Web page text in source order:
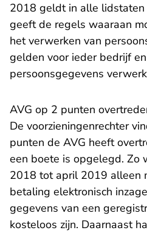
2018 geldt in alle lidstaten
geeft de regels waaraan
het verwerken van
gelden voor ieder bedrijf
persoonsgegevens
AVG op 2 punten
De voorzieningenrechter
punten de AVG heeft
een boete is opgelegd. Zo
2018 tot april 2019 alleen
betaling elektronisch
gegevens van een
kosteloos zijn. Daarnaast